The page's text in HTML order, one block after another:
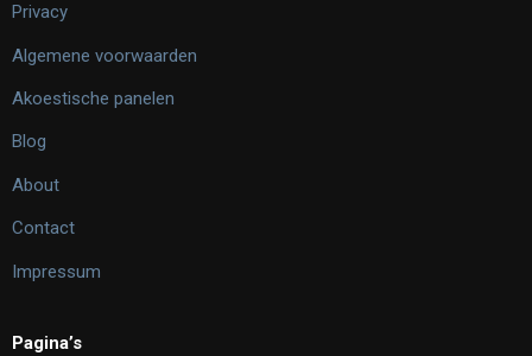
Privacy
Algemene voorwaarden
Akoestische panelen
Blog
About
Contact
Impressum
Pagina’s